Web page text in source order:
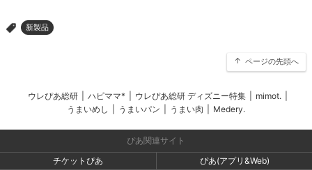
> 新製品
ページの先頭へ
ウレぴあ総研 ハピママ* ウレぴあ総研 ディズニー特集 mimot.
うまいめし
うまいパン うまい肉 Medery.
ぴあ関連サイト
チケットぴあ
ぴあ(アプリ&Web)